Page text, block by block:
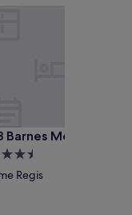
Barnes Meadow
Barnes Meadow
Regis